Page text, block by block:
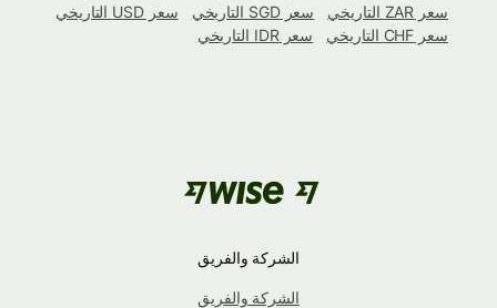
سعر ZAR التاريخي
سعر SGD التاريخي
سعر USD التاريخي
سعر CHF التاريخي
سعر IDR التاريخي
الشركة والفريق
الشركة والفريق